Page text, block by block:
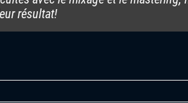
résultat!